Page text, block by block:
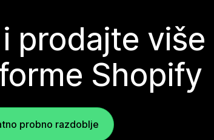
prodajte više
Shopify
probno razdoblje